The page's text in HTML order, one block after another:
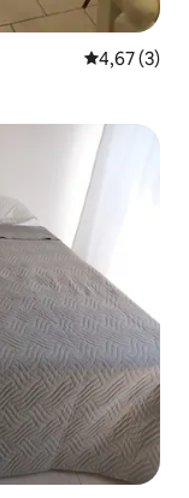
Середня
4,67 (3)